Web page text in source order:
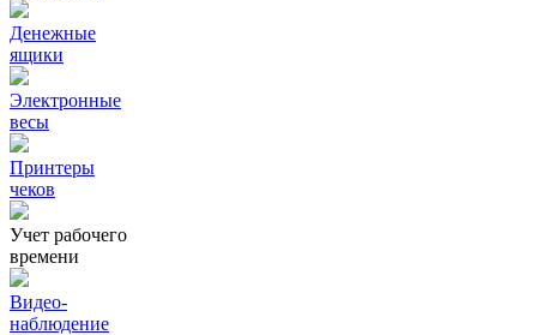
Денежные
ящики
Электронные
весы
Принтеры
чеков
Учет рабочего
времени
Видео‑
наблюдение